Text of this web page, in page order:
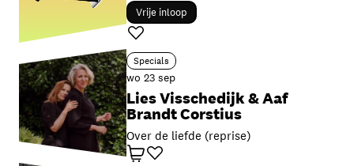
Vrije inloop
Favoriet
Specials
wo 23 sep
Lies Visschedijk & Aaf
Brandt Corstius
Over de liefde (reprise)
Favoriet
Winkelwagen